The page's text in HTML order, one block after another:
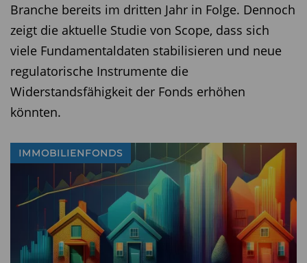
Branche bereits im dritten Jahr in Folge. Dennoch
zeigt die aktuelle Studie von Scope, dass sich
viele Fundamentaldaten stabilisieren und neue
regulatorische Instrumente die
Widerstandsfähigkeit der Fonds erhöhen
könnten.
IMMOBILIENFONDS